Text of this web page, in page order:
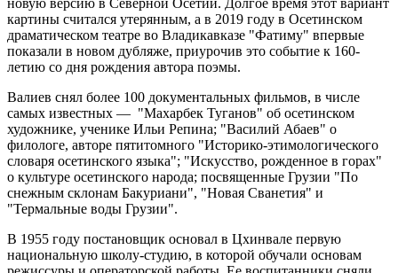
картины считался утерянным, а в 2019 году в Осетинском
драматическом театре во Владикавказе "Фатиму" впервые
показали в новом дубляже, приурочив это событие к 160-
летию со дня рождения автора поэмы.
Валиев снял более 100 документальных фильмов, в числе
самых известных — "Махарбек Туганов" об осетинском
художнике, ученике Ильи Репина; "Василий Абаев" о
филологе, авторе пятитомного "Историко-этимологического
словаря осетинского языка"; "Искусство, рожденное в горах"
о культуре осетинского народа; посвященные Грузии "По
снежным склонам Бакуриани", "Новая Сванетия" и
"Термальные воды Грузии".
В 1955 году постановщик основал в Цхинвале первую
национальную школу-студию, в которой обучали основам